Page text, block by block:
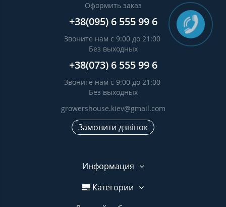
Оформить заказ
+38(095) 6 555 99 6
Звоните нам с 9:00 до 21:00
Без выходных
+38(073) 6 555 99 6
Звоните нам с 9:00 до 21:00
Без выходных
growershouse.kiev@gmail.com
Замовити дзвінок
Информация
Категории